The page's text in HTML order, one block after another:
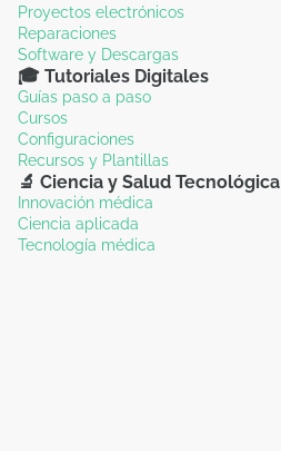
Proyectos electrónicos
Reparaciones
Software y Descargas
🎓 Tutoriales Digitales
Guías paso a paso
Cursos
Configuraciones
Recursos y Plantillas
🔬 Ciencia y Salud Tecnológica
Innovación médica
Ciencia aplicada
Tecnología médica